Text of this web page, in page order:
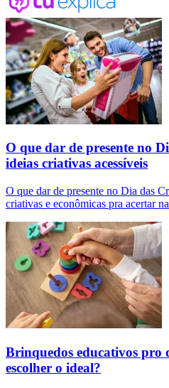
O que dar de presente no
ideias criativas acessíveis
O que dar de presente no Dia das
criativas e econômicas pra acertar
Brinquedos educativos pro
escolher o ideal?